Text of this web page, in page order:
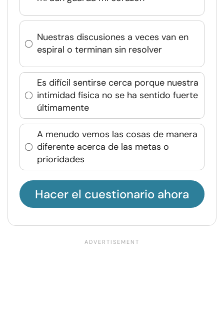
Nuestras discusiones a veces van en
espiral o terminan sin resolver
Es difícil sentirse cerca porque nuestra
intimidad física no se ha sentido fuerte
últimamente
A menudo vemos las cosas de manera
diferente acerca de las metas o
prioridades
Hacer el cuestionario ahora